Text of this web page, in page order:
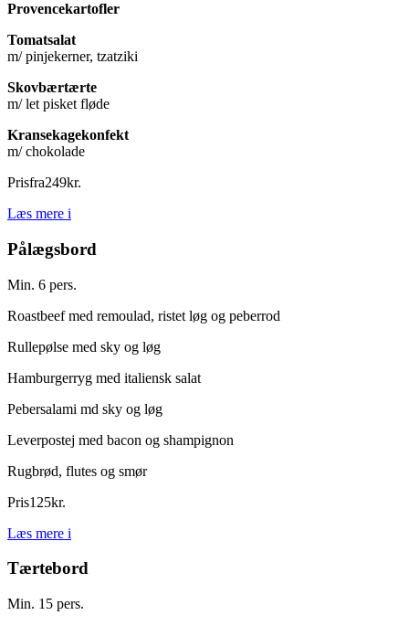
Provencekartofler
Tomatsalat
m/ pinjekerner, tzatziki
Skovbærtærte
m/ let pisket fløde
Kransekagekonfekt
m/ chokolade
Prisfra249kr.
Læs mere i
Pålægsbord
Min. 6 pers.
Roastbeef med remoulad, ristet løg og peberrod
Rullepølse med sky og løg
Hamburgerryg med italiensk salat
Pebersalami md sky og løg
Leverpostej med bacon og shampignon
Rugbrød, flutes og smør
Pris125kr.
Læs mere i
Tærtebord
Min. 15 pers.